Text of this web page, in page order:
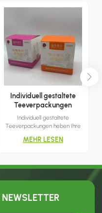
Individuell gestaltete
Teeverpackungen
Individuell gestaltete
Teeverpackungen heben Ihre
Marketing und Vertrieb. Das
Ihnen eine größere Auswahl an
MEHR LESEN
NEWSLETTER